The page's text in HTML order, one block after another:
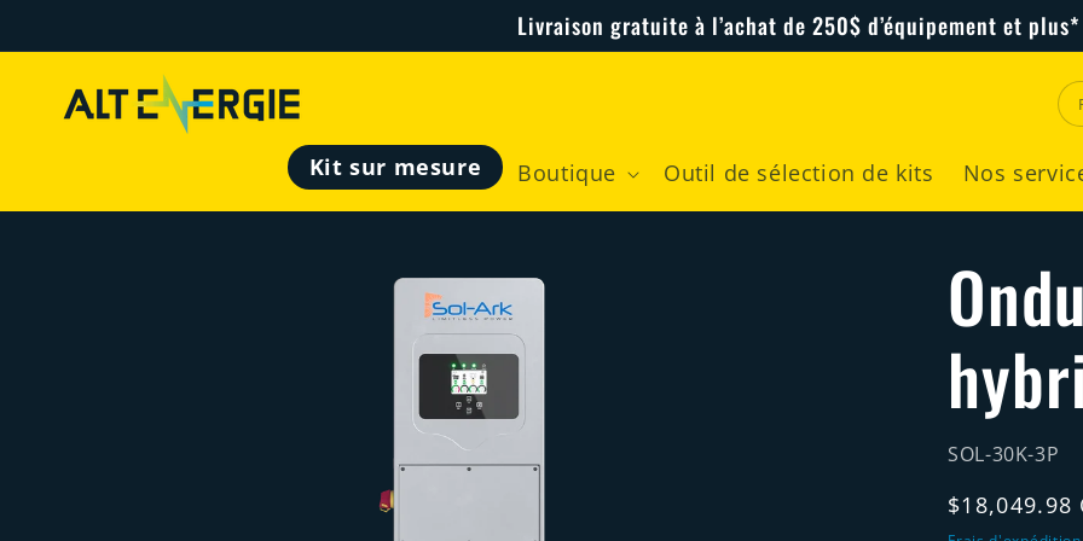
au
Livraison gratuite à l’achat de 250$ d’équipement et plus*
Kit sur mesure Boutique Outil de sélection de kits Nos
SKU:
SOL-30K-3P
Prix
$18,049.98